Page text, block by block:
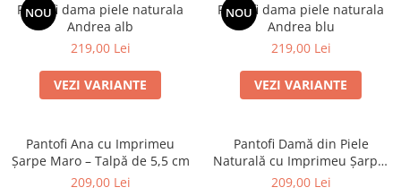
NOU
Pantofi dama piele naturala
Andrea alb
219,00 Lei
VEZI VARIANTE
NOU
Pantofi dama piele naturala
Andrea blu
219,00 Lei
VEZI VARIANTE
Pantofi Ana cu Imprimeu
Șarpe Maro – Talpă de 5,5 cm
209,00 Lei
Pantofi Damă din Piele
Naturală cu Imprimeu Șarpe-
Kitty Maro
209,00 Lei